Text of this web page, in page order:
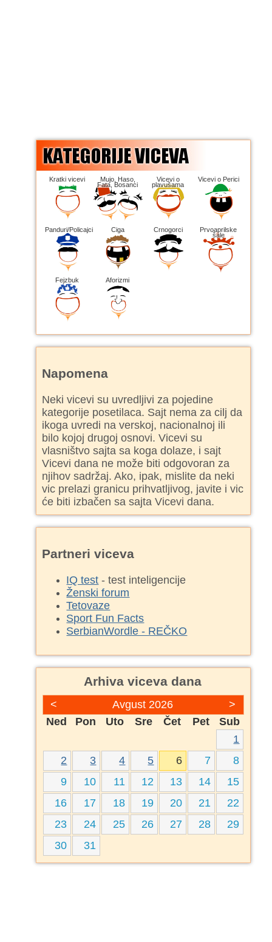
Kratki vicevi Mujo, Haso,
Fata, Bosanci
Vicevi o
plavušama
Vicevi o Perici
Panduri/Policajci Ciga Crnogorci Prvoaprilske
šale
Fejzbuk Aforizmi
Napomena
Neki vicevi su uvredljivi za pojedine
kategorije posetilaca. Sajt nema za cilj da
ikoga uvredi na verskoj, nacionalnoj ili
bilo kojoj drugoj osnovi. Vicevi su
vlasništvo sajta sa koga dolaze, i sajt
Vicevi dana ne može biti odgovoran za
njihov sadržaj. Ako, ipak, mislite da neki
vic prelazi granicu prihvatljivog, javite i vic
će biti izbačen sa sajta Vicevi dana.
Partneri viceva
IQ test - test inteligencije
Ženski forum
Tetovaze
Sport Fun Facts
SerbianWordle - REČKO
Arhiva viceva dana
< >
Avgust 2026
Ned
Pon Uto Sre Čet Pet
Sub
1
2
3 4 5 6 7
8
9
10 11 12 13 14
15
16
17 18 19 20 21
22
23
24 25 26 27 28
29
30
31